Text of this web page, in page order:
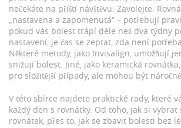
nečekáte na příští návštěvu. Zavolejte.
„nastavena a zapomenutá“ – potřebují
pokud vás bolest trápí déle než dva týdny
nastavení, je čas se zeptat, zda není
Některé metody, jako Invisalign, umožňují
snižují bolest. Jiné, jako keramická
pro složitější případy, ale mohou být
V této sbírce najdete praktické rady, které
každý den s rovnátky. Od toho, jak si vybrat
rovnátek, přes to, jak se zbavit bolesti bez